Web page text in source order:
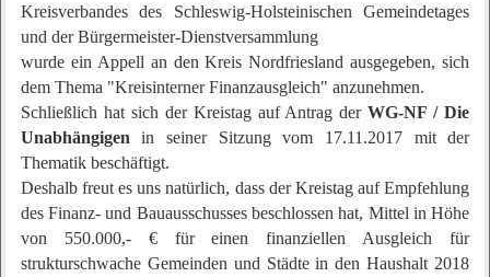
Kreisverbandes des Schleswig-Holsteinischen Gemeindetages
und der Bürgermeister-Dienstversammlung
wurde ein Appell an den Kreis Nordfriesland ausgegeben, sich
dem Thema "Kreisinterner Finanzausgleich" anzunehmen.
Schließlich hat sich der Kreistag auf Antrag derWG-NF / Die
Unabhängigenin seiner Sitzung vom 17.11.2017 mit der
Thematik beschäftigt.
Deshalb freut es uns natürlich, dass der Kreistag auf Empfehlung
des Finanz- und Bauausschusses beschlossen hat, Mittel in Höhe
von 550.000,- € für einen finanziellen Ausgleich für
strukturschwache Gemeinden und Städte in den Haushalt 2018